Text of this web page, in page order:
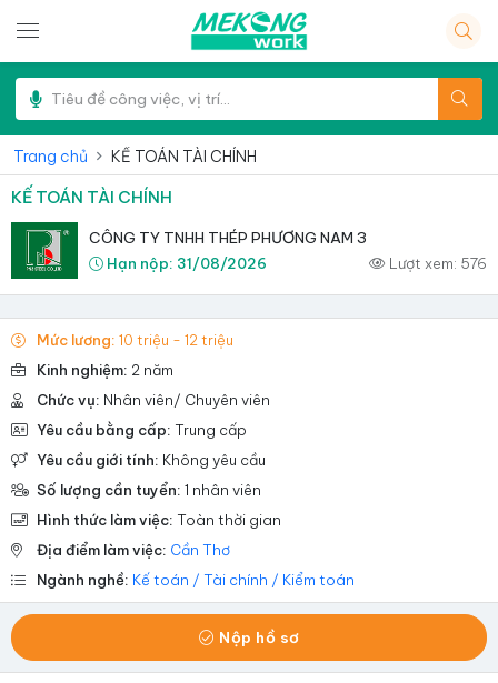
Trang chủ KẾ TOÁN TÀI CHÍNH
KẾ TOÁN TÀI CHÍNH
CÔNG TY TNHH THÉP PHƯƠNG NAM 3
Hạn nộp: 31/08/2026 Lượt xem: 576
Mức lương: 10 triệu - 12 triệu
Kinh nghiệm: 2 năm
Chức vụ: Nhân viên/ Chuyên viên
Yêu cầu bằng cấp: Trung cấp
Yêu cầu giới tính: Không yêu cầu
Số lượng cần tuyển: 1 nhân viên
Hình thức làm việc: Toàn thời gian
Địa điểm làm việc: Cần Thơ
Ngành nghề: Kế toán / Tài chính / Kiểm toán
Nộp hồ sơ